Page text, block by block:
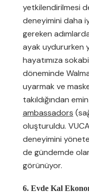
yetkilendirilmesi
deneyimini daha
gereken
ayak uydururken
hayatımıza
döneminde
uyarmak ve
takıldığından
ambassadors
oluşturuldu.
deneyimini
de gündemde
görünüyor.
6. Evde Kal